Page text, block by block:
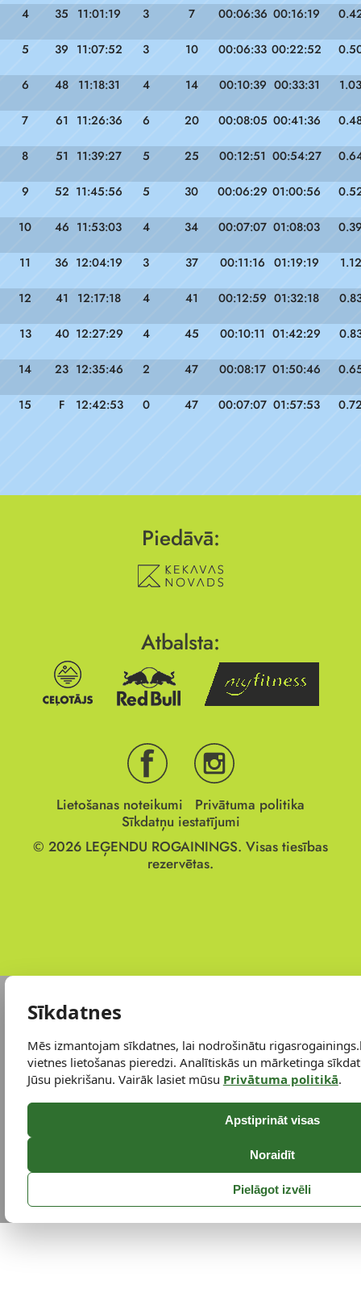
4 35 11:01:19 3 7 00:06:36 00:16:19
5 39 11:07:52 3 10 00:06:33 00:22:52
6 48 11:18:31 4 14 00:10:39 00:33:31 1.03
7 61 11:26:36 6 20 00:08:05 00:41:36
8 51 11:39:27 5 25 00:12:51 00:54:27
9 52 11:45:56 5 30 00:06:29 01:00:56
10 46 11:53:03 4 34 00:07:07 01:08:03
11 36 12:04:19 3 37 00:11:16 01:19:19 1.12
12 41 12:17:18 4 41 00:12:59 01:32:18
13 40 12:27:29 4 45 00:10:11 01:42:29
14 23 12:35:46 2 47 00:08:17 01:50:46
15 F 12:42:53 0 47 00:07:07 01:57:53
Piedāvā:
Atbalsta:
Lietošanas noteikumi
Privātuma politika
Sīkdatņu iestatījumi
© 2026 LEĢENDU ROGAININGS. Visas tiesības
rezervētas.
Sīkdatnes
Mēs izmantojam sīkdatnes, lai nodrošinātu
vietnes lietošanas pieredzi. Analītiskās un mārketinga
Jūsu piekrišanu. Vairāk lasiet mūsu Privātuma politikā.
Apstiprināt visas
Noraidīt
Pielāgot izvēli